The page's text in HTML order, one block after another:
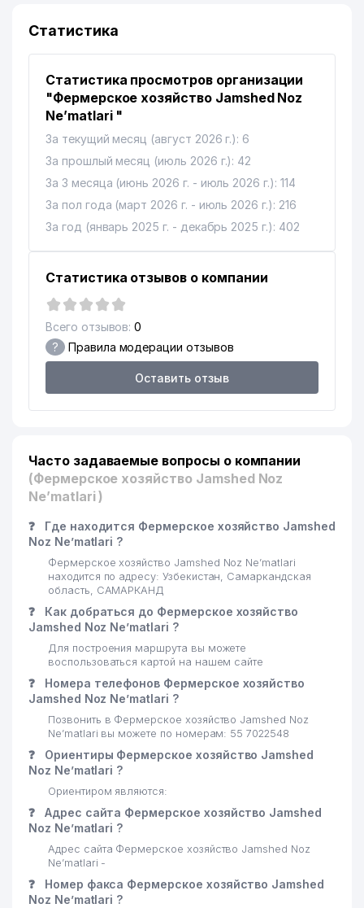
Статистика
Статистика просмотров организации
"Фермерское хозяйство Jamshed Noz
Ne’matlari "
За текущий месяц (август 2026 г.): 6
За прошлый месяц (июль 2026 г.): 42
За 3 месяца (июнь 2026 г. - июль 2026 г.): 114
За пол года (март 2026 г. - июль 2026 г.): 216
За год (январь 2025 г. - декабрь 2025 г.): 402
Статистика отзывов о компании
Всего отзывов: 0
? Правила модерации отзывов
Оставить отзыв
Часто задаваемые вопросы о компании
(Фермерское хозяйство Jamshed Noz
Ne’matlari )
❓
Где находится Фермерское хозяйство Jamshed
Noz Ne’matlari ?
Фермерское хозяйство Jamshed Noz Ne’matlari
находится по адресу: Узбекистан, Самаркандская
область, САМАРКАНД
❓
Как добраться до Фермерское хозяйство
Jamshed Noz Ne’matlari ?
Для построения маршрута вы можете
воспользоваться картой на нашем сайте
❓
Номера телефонов Фермерское хозяйство
Jamshed Noz Ne’matlari ?
Позвонить в Фермерское хозяйство Jamshed Noz
Ne’matlari вы можете по номерам: 55 7022548
❓
Ориентиры Фермерское хозяйство Jamshed
Noz Ne’matlari ?
Ориентиром являются:
❓
Адрес сайта Фермерское хозяйство Jamshed
Noz Ne’matlari ?
Адрес сайта Фермерское хозяйство Jamshed Noz
Ne’matlari -
❓
Номер факса Фермерское хозяйство Jamshed
Noz Ne’matlari ?